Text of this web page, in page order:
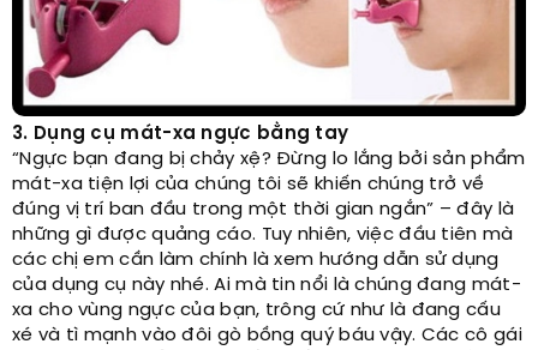
3. Dụng cụ mát-xa ngực bằng tay
“Ngực bạn đang bị chảy xệ? Đừng lo lắng bởi sản phẩm
mát-xa tiện lợi của chúng tôi sẽ khiến chúng trở về
đúng vị trí ban đầu trong một thời gian ngắn” – đây là
những gì được quảng cáo. Tuy nhiên, việc đầu tiên mà
các chị em cần làm chính là xem hướng dẫn sử dụng
của dụng cụ này nhé. Ai mà tin nổi là chúng đang mát-
xa cho vùng ngực của bạn, trông cứ như là đang cấu
xé và tì mạnh vào đôi gò bồng quý báu vậy. Các cô gái